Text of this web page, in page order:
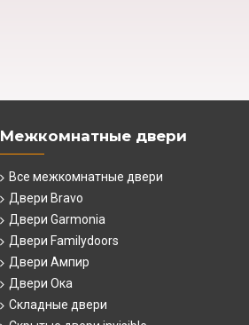
Межкомнатные двери
Все межкомнатные двери
Двери Bravo
Двери Garmonia
Двери Familydoors
Двери Ампир
Двери Ока
Складные двери